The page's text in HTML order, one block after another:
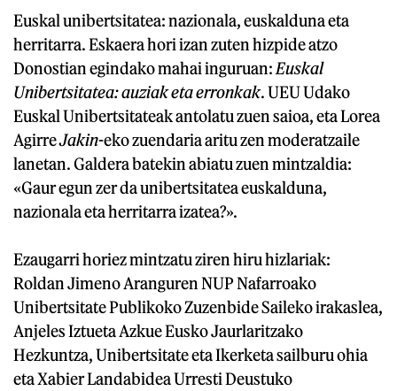
Euskal unibertsitatea: nazionala, euskalduna eta
herritarra. Eskaera hori izan zuten hizpide atzo
Donostian egindako mahai inguruan: Euskal
Unibertsitatea: auziak eta erronkak. UEU Udako
Euskal Unibertsitateak antolatu zuen saioa, eta Lorea
AgirreJakin-eko zuendaria aritu zen moderatzaile
lanetan. Galdera batekin abiatu zuen mintzaldia:
«Gaur egun zer da unibertsitatea euskalduna,
nazionala eta herritarra izatea?».
Ezaugarri horiez mintzatu ziren hiru hizlariak:
Roldan Jimeno Aranguren NUP Nafarroako
Unibertsitate Publikoko Zuzenbide Saileko irakaslea,
Anjeles Iztueta Azkue Eusko Jaurlaritzako
Hezkuntza, Unibertsitate eta Ikerketa sailburu ohia
eta Xabier Landabidea Urresti Deustuko